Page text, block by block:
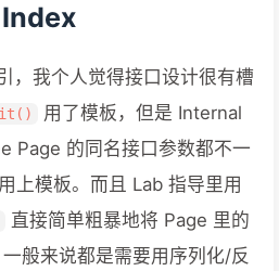
，我个人觉得接口设计很有槽
用了模板，但是 Internal
Page 的同名接口参数都不一
上模板。而且 Lab 指导里用
直接简单粗暴地将 Page 里的
般来说都是需要用序列化/反